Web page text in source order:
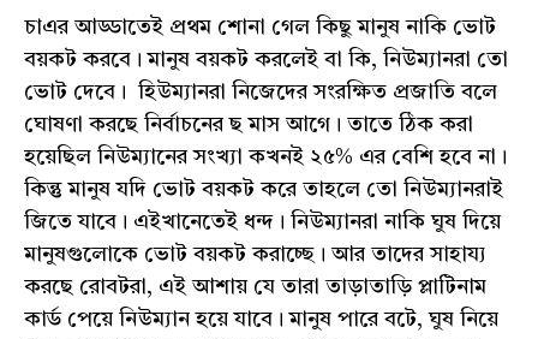
চাএর আড্ডাতেই প্রথম শোনা গেল কিছু মানুষ নাকি ভোট
বয়কট করবে। মানুষ বয়কট করলেই বা কি, নিউম্যানরা তো
ভোট দেবে। হিউম্যানরা নিজেদের সংরক্ষিত প্রজাতি বলে
ঘোষণা করছে নির্বাচনের ছ মাস আগে। তাতে ঠিক করা
হয়েছিল নিউম্যানের সংখ‍্যা কখনই ২৫% এর বেশি হবে না।
কিন্তু মানুষ যদি ভোট বয়কট করে তাহলে তো নিউম্যানরাই
জিতে যাবে। এইখানেতেই ধন্দ। নিউম্যানরা নাকি ঘুষ দিয়ে
মানুষগুলোকে ভোট বয়কট করাচ্ছে। আর তাদের সাহায্য
করছে রোবটরা, এই আশায় যে তারা তাড়াতাড়ি প্লাটিনাম
কার্ড পেয়ে নিউম্যান হয়ে যাবে। মানুষ পারে বটে, ঘুষ নিয়ে